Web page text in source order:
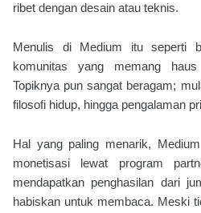
ribet dengan desain atau teknis.
Menulis di Medium itu seperti
komunitas yang memang
Topiknya pun sangat beragam;
filosofi hidup, hingga pengalaman
Hal yang paling menarik,
monetisasi lewat program
mendapatkan penghasilan dari
habiskan untuk membaca. Meski